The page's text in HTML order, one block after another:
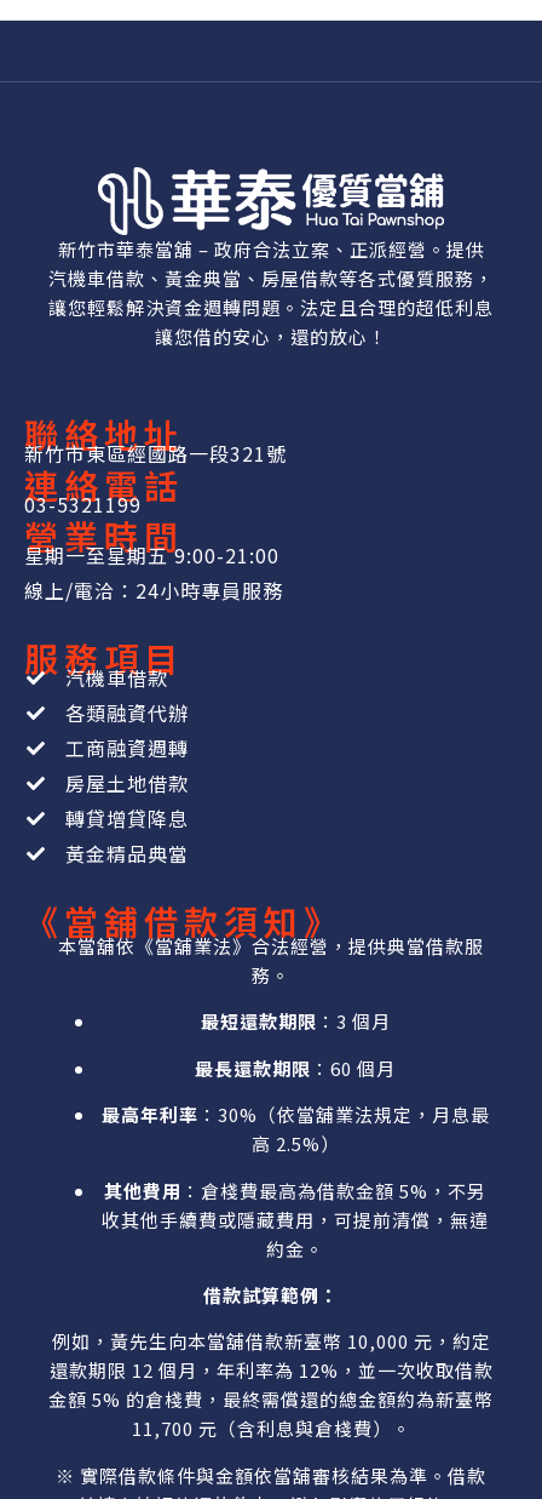
新竹市華泰當舖 – 政府合法立案、正派經營。提供
汽機車借款、黃金典當、房屋借款等各式優質服務，
讓您輕鬆解決資金週轉問題。法定且合理的超低利息
讓您借的安心，還的放心！
聯絡地址
新竹市東區經國路一段321號
連絡電話
03-5321199
營業時間
星期一至星期五 9:00-21:00
線上/電洽：24小時專員服務
服務項目
汽機車借款
各類融資代辦
工商融資週轉
房屋土地借款
轉貸增貸降息
黃金精品典當
《當舖借款須知》
本當舖依《當舖業法》合法經營，提供典當借款服
務。
最短還款期限 ：3 個月
最長還款期限 ：60 個月
最高年利率 ：30%（依當舖業法規定，月息最
高 2.5%）
其他費用 ：倉棧費最高為借款金額 5%，不另
收其他手續費或隱藏費用，可提前清償，無違
約金。
借款試算範例：
例如，黃先生向本當舖借款新臺幣 10,000 元，約定
還款期限 12 個月，年利率為 12%，並一次收取借款
金額 5% 的倉棧費，最終需償還的總金額約為新臺幣
11,700 元（含利息與倉棧費）。
※ 實際借款條件與金額依當舖審核結果為準。借款